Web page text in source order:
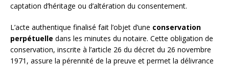
captation d’héritage ou d’altération du consentement.
L’acte authentique finalisé fait l’objet d’une conservation
perpétuelle dans les minutes du notaire. Cette obligation de
conservation, inscrite à l’article 26 du décret du 26 novembre
1971, assure la pérennité de la preuve et permet la délivrance